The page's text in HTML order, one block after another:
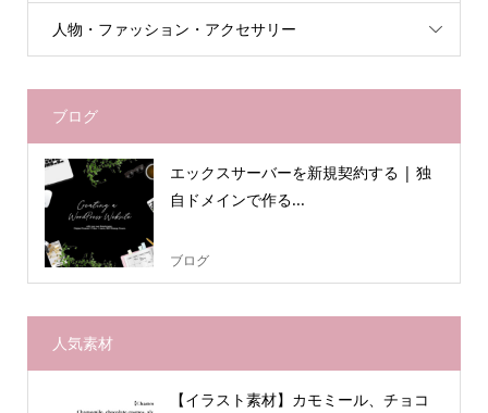
人物・ファッション・アクセサリー
ブログ
エックスサーバーを新規契約する | 独
自ドメインで作る...
ブログ
人気素材
【イラスト素材】カモミール、チョコ